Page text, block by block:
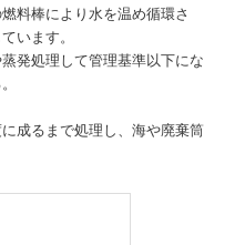
料棒により水を温め循環さ
います。
発処理して管理基準以下にな
成るまで処理し、海や廃棄筒